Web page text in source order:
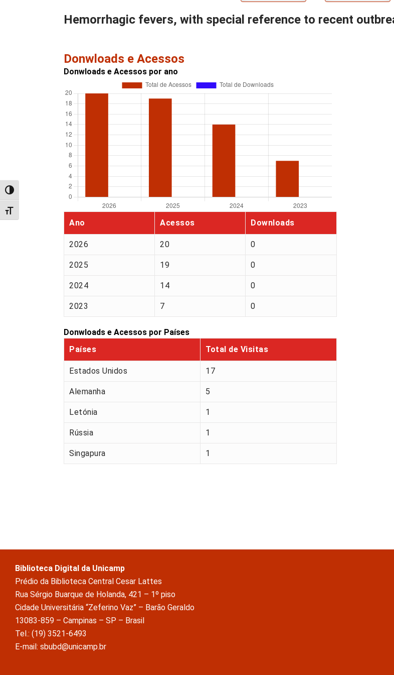
Alternar alto contraste
Alternar tamanho da fonte
Hemorrhagic fevers, with special reference to recent
Donwloads e Acessos
Donwloads e Acessos por ano
Ano Acessos Downloads
2026 20 0
2025 19 0
2024 14 0
2023 7 0
Donwloads e Acessos por Países
Países
Total de Visitas
Estados Unidos 17
Alemanha 5
Letónia 1
Rússia 1
Singapura 1
Biblioteca Digital da Unicamp
Prédio da Biblioteca Central Cesar Lattes
Rua Sérgio Buarque de Holanda, 421 – 1º piso
Cidade Universitária “Zeferino Vaz” – Barão Geraldo
13083-859 – Campinas – SP – Brasil
Tel.: (19) 3521-6493
E-mail: sbubd@unicamp.br